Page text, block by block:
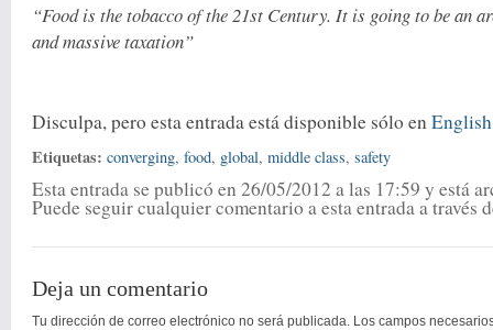
“Food is the tobacco of the 21st Century. It is going to be an
and massive taxation”
Disculpa, pero esta entrada está disponible sólo enEnglish
Etiquetas: converging,food, global,middle class,safety
Esta entrada se publicó en 26/05/2012 a las 17:59 y está
Puede seguir cualquier comentario a esta entrada a través
Deja un comentario
Tu dirección de correo electrónico no será publicada. Los campos